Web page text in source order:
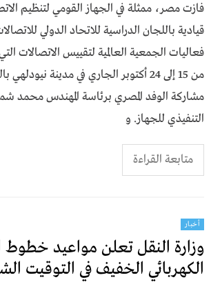
فازت مصر، ممثلة في الجهاز القومي لتنظيم
قيادية باللجان الدراسية للاتحاد الدولي
فعاليات الجمعية العالمية لتقييس الاتصالات
من 15 إلى 24 أكتوبر الجاري في مدينة
مشاركة الوفد المصري برئاسة المهندس محمد
التنفيذي للجهاز. و
متابعة القراءة
أخبار
وزارة النقل تعلن مواعيد خطوط
الكهربائي الخفيف في التوقيت